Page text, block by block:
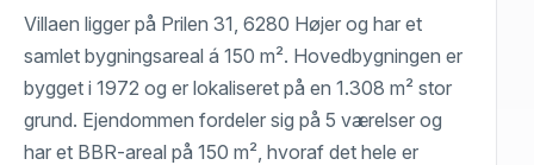
Villaen ligger på Prilen 31, 6280 Højer og har et
samlet bygningsareal á 150 m². Hovedbygningen er
bygget i 1972 og er lokaliseret på en 1.308 m² stor
grund. Ejendommen fordeler sig på 5 værelser og
har et BBR-areal på 150 m², hvoraf det hele er